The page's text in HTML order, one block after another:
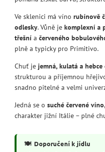
Ve sklenici má víno rubínově
odlesky. Vůně je komplexní a
třešní a červeného
plně a typicky pro Primitivo.
Chuť je jemná, kulatá a
strukturou a příjemnou
snadno pitelné a velmi
Jedná se o suché červené víno
charakter jižní Itálie – plné
🍽️ Doporučení k jídlu